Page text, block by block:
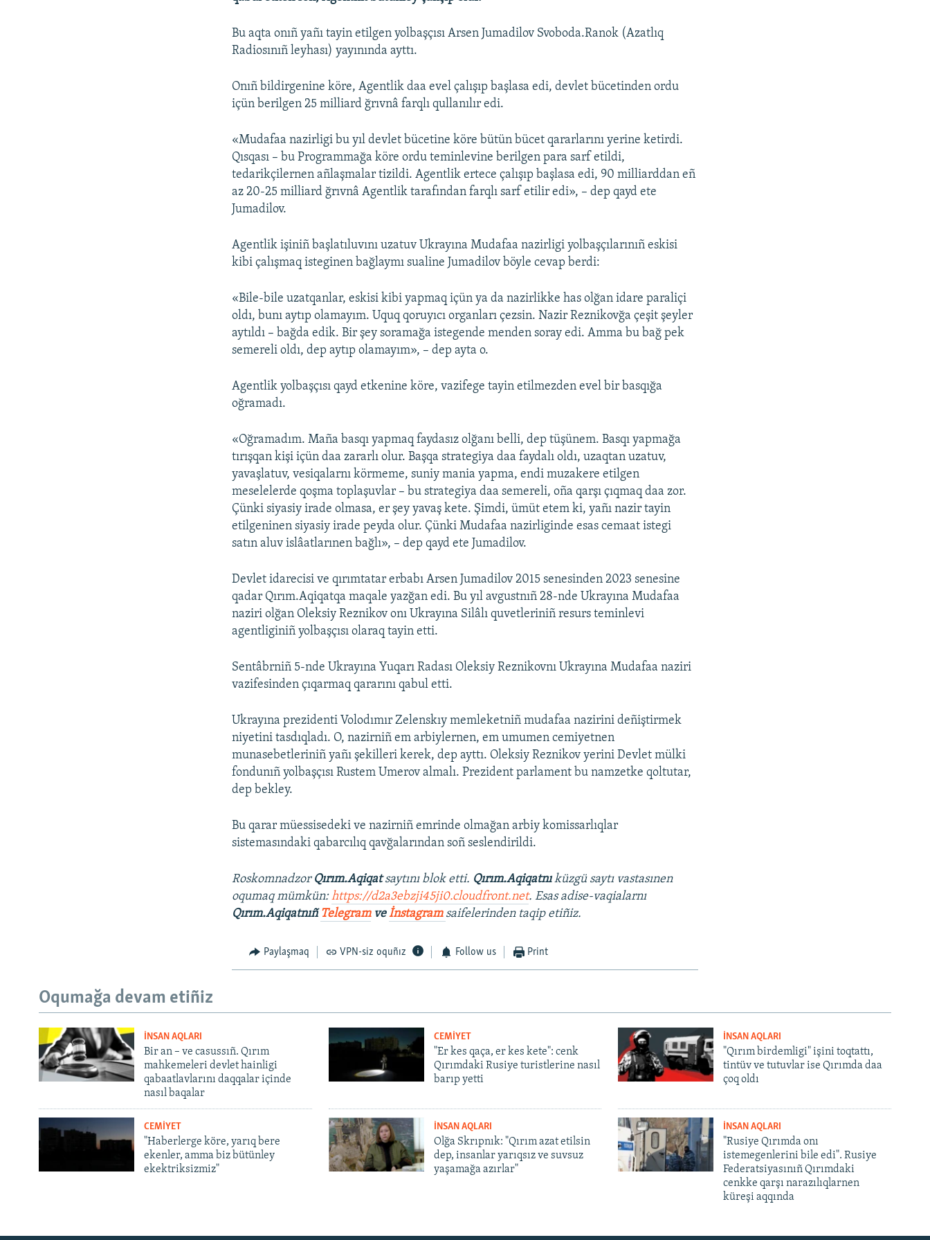
Русский
Bu aqta onıñ yañı tayin etilgen yolbaşçısı Arsen Jumadilov Svoboda.Ranok (Azatlıq
Radiosınıñ leyhası) yayınında ayttı.
Onıñ bildirgenine köre, Agentlik daa evel çalışıp başlasa edi, devlet bücetinden ordu
içün berilgen 25 milliard ğrıvnâ farqlı qullanılır edi.
«Mudafaa nazirligi bu yıl devlet bücetine köre bütün bücet qararlarını yerine ketirdi.
Qısqası – bu Programmağa köre ordu teminlevine berilgen para sarf etildi,
tedarikçilernen añlaşmalar tizildi. Agentlik ertece çalışıp başlasa edi, 90 milliarddan eñ
az 20-25 milliard ğrıvnâ Agentlik tarafından farqlı sarf etilir edi», – dep qayd ete
Jumadilov.
Agentlik işiniñ başlatıluvını uzatuv Ukrayına Mudafaa nazirligi yolbaşçılarınıñ eskisi
kibi çalışmaq isteginen bağlaymı sualine Jumadilov böyle cevap berdi:
«Bile-bile uzatqanlar, eskisi kibi yapmaq içün ya da nazirlikke has olğan idare paraliçi
oldı, bunı aytıp olamayım. Uquq qoruyıcı organları çezsin. Nazir Reznikovğa çeşit şeyler
aytıldı – bağda edik. Bir şey soramağa istegende menden soray edi. Amma bu bağ pek
semereli oldı, dep aytıp olamayım», – dep ayta o.
Agentlik yolbaşçısı qayd etkenine köre, vazifege tayin etilmezden evel bir basqığa
oğramadı.
«Oğramadım. Maña basqı yapmaq faydasız olğanı belli, dep tüşünem. Basqı yapmağa
tırışqan kişi içün daa zararlı olur. Başqa strategiya daa faydalı oldı, uzaqtan uzatuv,
yavaşlatuv, vesiqalarnı körmeme, suniy mania yapma, endi muzakere etilgen
meselelerde qoşma toplaşuvlar – bu strategiya daa semereli, oña qarşı çıqmaq daa zor.
Çünki siyasiy irade olmasa, er şey yavaş kete. Şimdi, ümüt etem ki, yañı nazir tayin
etilgeninen siyasiy irade peyda olur. Çünki Mudafaa nazirliginde esas cemaat istegi
satın aluv islâatlarınen bağlı», – dep qayd ete Jumadilov.
Devlet idarecisi ve qırımtatar erbabı Arsen Jumadilov 2015 senesinden 2023 senesine
qadar Qırım.Aqiqatqa maqale yazğan edi. Bu yıl avgustnıñ 28-nde Ukrayına Mudafaa
naziri olğan Oleksiy Reznikov onı Ukrayına Silâlı quvetleriniñ resurs teminlevi
agentliginiñ yolbaşçısı olaraq tayin etti.
Sentâbrniñ 5-nde Ukrayına Yuqarı Radası Oleksiy Reznikovnı Ukrayına Mudafaa naziri
vazifesinden çıqarmaq qararını qabul etti.
Ukrayına prezidenti Volodımır Zelenskıy memleketniñ mudafaa nazirini deñiştirmek
niyetini tasdıqladı. O, nazirniñ em arbiylernen, em umumen cemiyetnen
munasebetleriniñ yañı şekilleri kerek, dep ayttı. Oleksiy Reznikov yerini Devlet mülki
fondunıñ yolbaşçısı Rustem Umerov almalı. Prezident parlament bu namzetke qoltutar,
dep bekley.
Bu qarar müessisedeki ve nazirniñ emrinde olmağan arbiy komissarlıqlar
sistemasındaki qabarcılıq qavğalarından soñ seslendirildi.
Roskomnadzor Qırım.Aqiqatsaytını blok etti. Qırım.Aqiqatnıküzgü saytı vastasınen
oqumaq mümkün:https://d2a3ebzji45ji0.cloudfront.net. Esas adise-vaqialarnı
Qırım.Aqiqatnıñ Telegramveİnstagram saifelerinden taqip etiñiz.
Paylaşmaq VPN-siz oquñız Follow us Print
Oqumağa devam etiñiz
İNSAN AQLARI
Bir an – ve casussıñ. Qırım
mahkemeleri devlet hainligi
qabaatlavlarını daqqalar içinde
nasıl baqalar
CEMİYET
"Er kes qaça, er kes kete": cenk
Qırımdaki Rusiye turistlerine nasıl
barıp yetti
İNSAN AQLARI
"Qırım birdemligi" işini toqtattı,
tintüv ve tutuvlar ise Qırımda daa
çoq oldı
CEMİYET
"Haberlerge köre, yarıq bere
ekenler, amma biz bütünley
ekektriksizmiz"
İNSAN AQLARI
Olğa Skrıpnık: "Qırım azat etilsin
dep, insanlar yarıqsız ve suvsuz
yaşamağa azırlar"
İNSAN AQLARI
"Rusiye Qırımda onı
istemegenlerini bile edi". Rusiye
Federatsiyasınıñ Qırımdaki
cenkke qarşı narazılıqlarnen
küreşi aqqında